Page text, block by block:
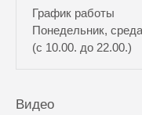
График работы
Понедельник,
(с 10.00. до 22.00.)
Видео